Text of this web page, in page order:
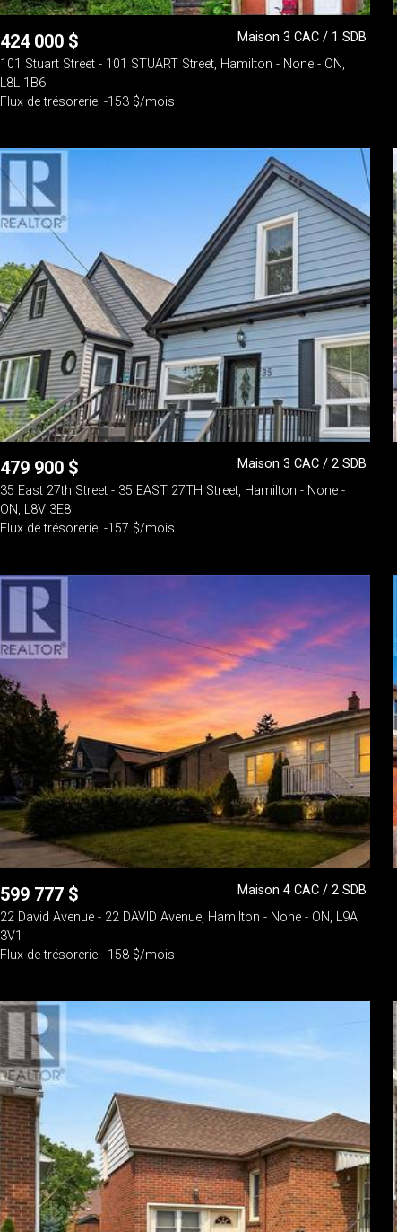
424 000 $
Maison 3 CAC / 1 SDB
101 Stuart Street - 101 STUART Street, Hamilton - None - ON,
L8L 1B6
Flux de trésorerie: -153 $/mois
479 900 $
Maison 3 CAC / 2 SDB
35 East 27th Street - 35 EAST 27TH Street, Hamilton - None -
ON, L8V 3E8
Flux de trésorerie: -157 $/mois
599 777 $
Maison 4 CAC / 2 SDB
22 David Avenue - 22 DAVID Avenue, Hamilton - None - ON, L9A
3V1
Flux de trésorerie: -158 $/mois